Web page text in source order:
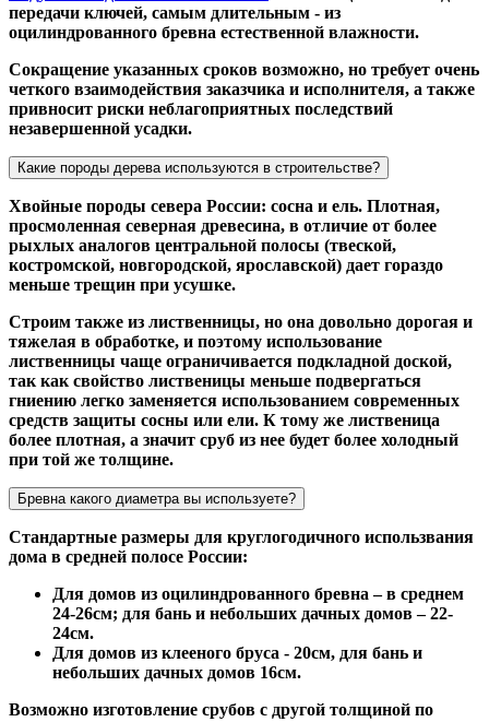
передачи ключей, самым длительным - из
оцилиндрованного бревна естественной влажности.
Сокращение указанных сроков возможно, но требует очень
четкого взаимодействия заказчика и исполнителя, а также
привносит риски неблагоприятных последствий
незавершенной усадки.
Какие породы дерева используются в строительстве?
Хвойные породы севера России: сосна и ель. Плотная,
просмоленная северная древесина, в отличие от более
рыхлых аналогов центральной полосы (твеской,
костромской, новгородской, ярославской) дает гораздо
меньше трещин при усушке.
Строим также из лиственницы, но она довольно дорогая и
тяжелая в обработке, и поэтому использование
лиственницы чаще ограничивается подкладной доской,
так как свойство лиственицы меньше подвергаться
гниению легко заменяется использованием современных
средств защиты сосны или ели. К тому же лиственица
более плотная, а значит сруб из нее будет более холодный
при той же толщине.
Бревна какого диаметра вы используете?
Стандартные размеры для круглогодичного использвания
дома в средней полосе России:
Для домов из оцилиндрованного бревна – в среднем
24-26см; для бань и небольших дачных домов – 22-
24см.
Для домов из клееного бруса - 20см, для бань и
небольших дачных домов 16см.
Возможно изготовление срубов с другой толщиной по